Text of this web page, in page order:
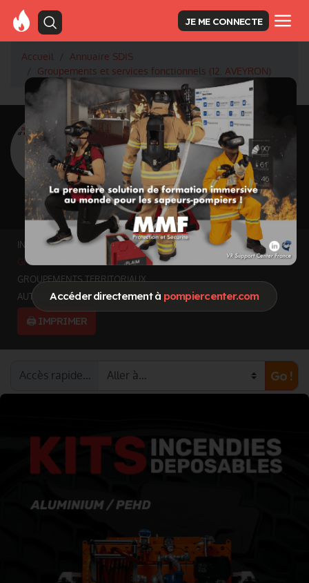
Accéder directement à pompiercenter.com
JE ME CONNECTE
Accueil
Annuaire SDIS
Groupements et services fonctionnels (12. AVEYRON)
<Retour à la liste des SDIS
SDIS Aveyron à
Rodez (12)
DépartementAVEYRON
8735 km² - 279 169 habitants
Informations mises à jour le 11 juin 2026
INFOS GÉNÉRALES
GROUPEMENTS ET SERVICES FONCTIONNELS
GROUPEMENTS TERRITORIAUX
AUTRES ORGANISMES
🖨️ IMPRIMER
Accès rapide… Go !